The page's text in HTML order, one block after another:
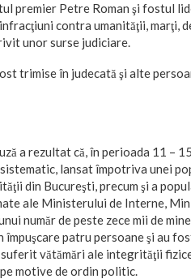
premier Petre Roman şi fostul
contra umanităţii, marţi,
unor surse judiciare.
trimise în judecată şi alte
a rezultat că, în perioada 11 –
lansat împotriva unei
din Bucureşti, precum şi a
ale Ministerului de Interne,
număr de peste zece mii de
patru persoane şi au
suferit vătămări ale integrităţii
motive de ordin politic.